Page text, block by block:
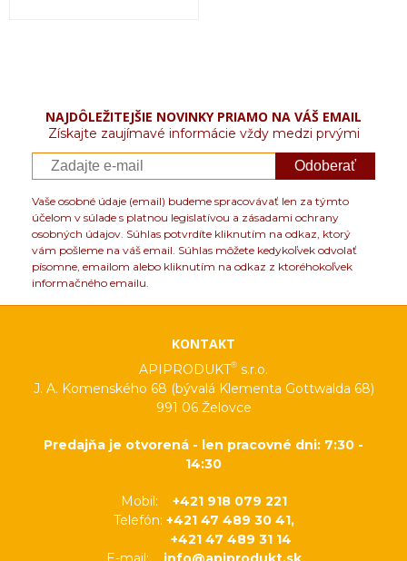
NAJDÔLEŽITEJŠIE NOVINKY PRIAMO NA VÁŠ EMAIL
Získajte zaujímavé informácie vždy medzi prvými
Odoberať
Vaše osobné údaje (email) budeme spracovávať len za týmto
účelom v súlade s platnou legislatívou a zásadami ochrany
osobných údajov. Súhlas potvrdíte kliknutím na odkaz, ktorý
vám pošleme na váš email. Súhlas môžete kedykoľvek odvolať
písomne, emailom alebo kliknutím na odkaz z ktoréhokoľvek
informačného emailu.
KONTAKT
APIPRODUKT® s.r.o.
J. A. Komenského 68 (bývalá Klementa Gottwalda 68)
991 06 Želovce
Predajňa je otvorená - len pracovné dni: 7:30 -
14:30
Mobil: +421 918 079 221
Telefón: +421 47 489 30 41,
+421 47 489 31 14